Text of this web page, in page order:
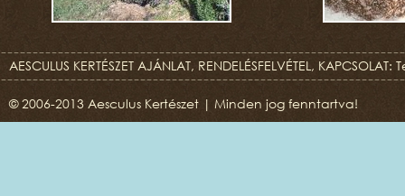
AESCULUS KERTÉSZET AJÁNLAT, RENDELÉSFELVÉTEL,
© 2006-2013 Aesculus Kertészet | Minden jog fenntartva!